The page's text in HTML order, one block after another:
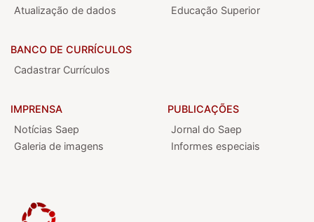
Atualização de dados
BANCO DE CURRÍCULOS
Cadastrar Currículos
Educação Superior
IMPRENSA
Notícias Saep
Galeria de imagens
PUBLICAÇÕES
Jornal do Saep
Informes especiais